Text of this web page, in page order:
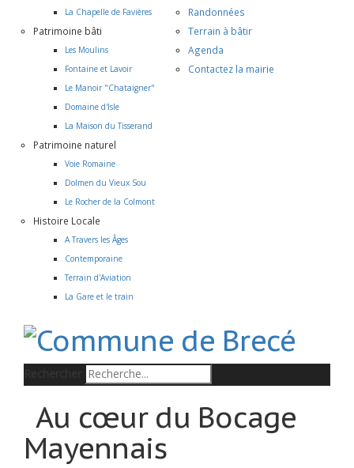
La Chapelle de Favières
Patrimoine bâti
Les Moulins
Fontaine et Lavoir
Le Manoir "Chataigner"
Domaine d'Isle
La Maison du Tisserand
Patrimoine naturel
Voie Romaine
Dolmen du Vieux Sou
Le Rocher de la Colmont
Histoire Locale
A Travers les Âges
Contemporaine
Terrain d'Aviation
La Gare et le train
Randonnées
Terrain à bâtir
Agenda
Contactez la mairie
Au cœur du Bocage
Mayennais